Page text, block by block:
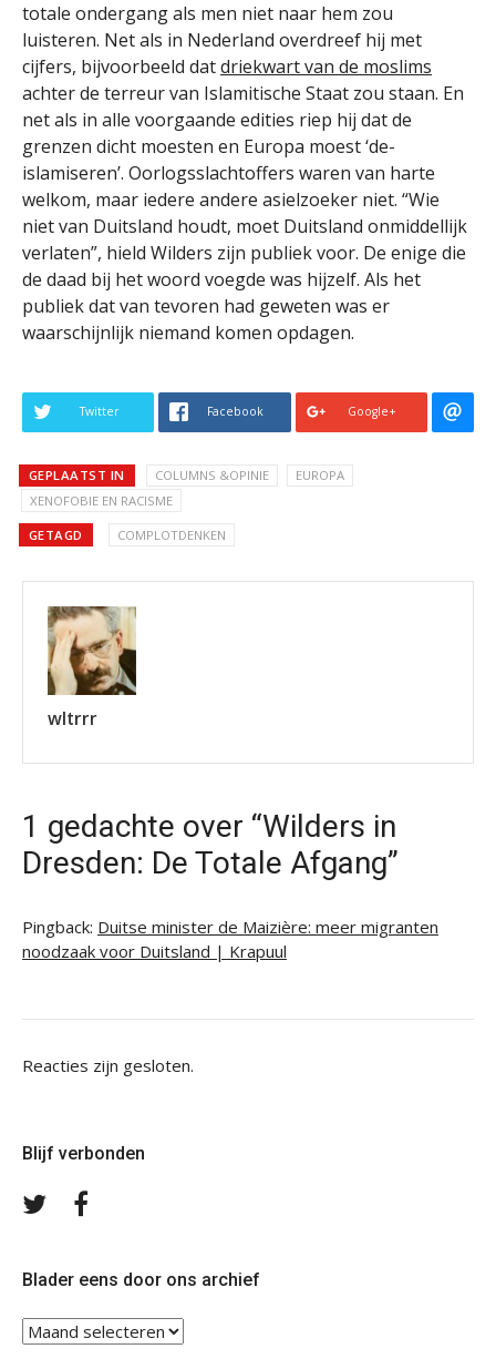
totale ondergang als men niet naar hem zou
luisteren. Net als in Nederland overdreef hij met
cijfers, bijvoorbeeld datdriekwart van de moslims
achter de terreur van Islamitische Staat zou staan. En
net als in alle voorgaande edities riep hij dat de
grenzen dicht moesten en Europa moest ‘de-
islamiseren’. Oorlogsslachtoffers waren van harte
welkom, maar iedere andere asielzoeker niet. “Wie
niet van Duitsland houdt, moet Duitsland onmiddellijk
verlaten”, hield Wilders zijn publiek voor. De enige die
de daad bij het woord voegde was hijzelf. Als het
publiek dat van tevoren had geweten was er
waarschijnlijk niemand komen opdagen.
Twitter Facebook Google+
GEPLAATST IN COLUMNS &OPINIE
EUROPA
XENOFOBIE EN RACISME
GETAGD COMPLOTDENKEN
wltrrr
1 gedachte over “Wilders in
Dresden: De Totale Afgang”
Pingback: Duitse minister de Maizière: meer migranten
noodzaak voor Duitsland | Krapuul
Reacties zijn gesloten.
Blijf verbonden
Volg
Blader eens door ons archief
Blader